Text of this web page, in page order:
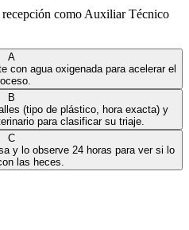
como Auxiliar Técnico
A
con agua oxigenada para acelerar el
B
(tipo de plástico, hora exacta) y
para clasificar su triaje.
C
y lo observe 24 horas para ver si lo
las heces.